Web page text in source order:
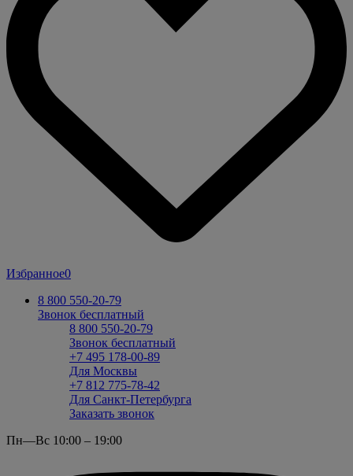
Избранное0
8 800 550-20-79
Звонок бесплатный
8 800 550-20-79
Звонок бесплатный
+7 495 178-00-89
Для Москвы
+7 812 775-78-42
Для Санкт-Петербурга
Заказать звонок
Пн—Вс 10:00 – 19:00